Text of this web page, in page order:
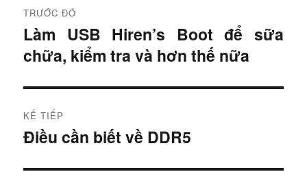
i
ề
u
h
ư
ớ
TRƯỚC ĐÓ
B
à
t
r
ư
ớ
c
Làm USB Hiren’s Boot để sữa
chữa, kiểm tra và hơn thế nữa
KẾ TIẾP
B
i
Điều cần biết về DDR5